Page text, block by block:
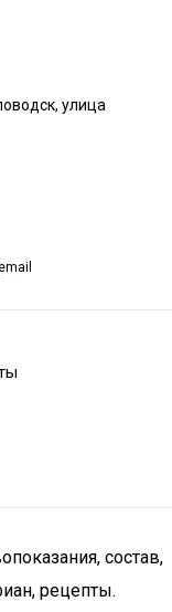
улица
состав,
рецепты.